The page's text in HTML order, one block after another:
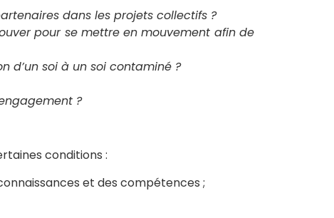
dans les projets collectifs ?
pour se mettre en mouvement afin de
d’un soi à un soi contaminé ?
?
conditions :
et des compétences ;